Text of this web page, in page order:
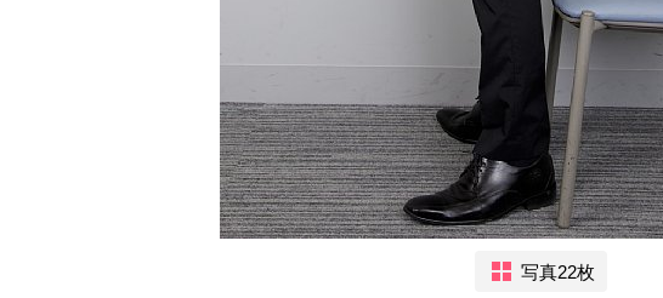
写真22枚